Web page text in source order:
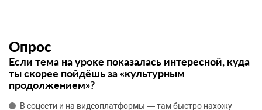
Опрос
Если тема на уроке показалась интересной, куда
ты скорее пойдёшь за «культурным
продолжением»?
В соцсети и на видеоплатформы — там быстро нахожу